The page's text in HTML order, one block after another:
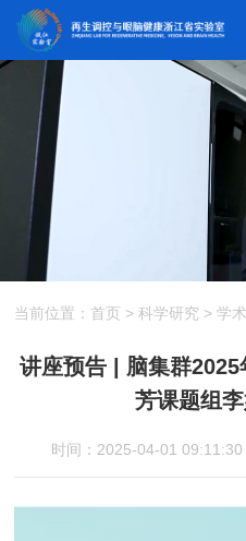
当前位置： 首页 > 科学研究 > 学
讲座预告 | 脑集群2025
芳课题组
时间：2025-04-01 09:11:30